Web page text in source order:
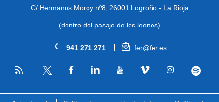
C/ Hermanos Moroy nº8, 26001 Logroño - La Rioja
(dentro del pasaje de los leones)
941 271 271 fer@fer.es
RSS